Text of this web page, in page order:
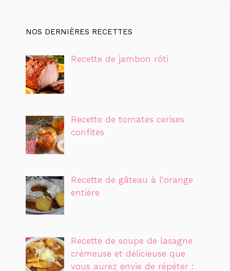
NOS DERNIÈRES RECETTES
Recette de jambon rôti
Recette de tomates cerises
confites
Recette de gâteau à l'orange
entière
Recette de soupe de lasagne
crémeuse et délicieuse que
vous aurez envie de répéter :